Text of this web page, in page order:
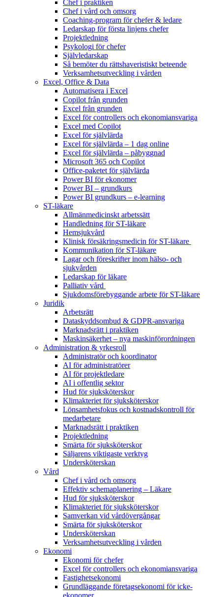
Chef i praktiken
Chef i vård och omsorg
Coaching-program för chefer & ledare
Ledarskap för första linjens chefer
Projektledning
Psykologi för chefer
Självledarskap
Så bemöter du rättshaveristiskt beteende
Verksamhetsutveckling i vården
Excel, Office & Data
Automatisera i Excel
Copilot från grunden
Excel från grunden
Excel för controllers och ekonomiansvariga
Excel med Copilot
Excel för självlärda
Excel för självlärda – 1 dag online
Excel för självlärda – påbyggnad
Microsoft 365 och Copilot
Office-paketet för självlärda
Power BI för ekonomer
Power BI – grundkurs
Power BI grundkurs – e-learning
ST-läkare
Allmänmedicinskt arbetssätt
Handledning för ST-läkare
Hemsjukvård
Klinisk försäkringsmedicin för ST-läkare
Kommunikation för ST-läkare
Lagar och föreskrifter inom hälso- och
sjukvården
Ledarskap för läkare
Palliativ vård
Sjukdomsförebyggande arbete för ST-läkare
Juridik
Arbetsrätt
Dataskyddsombud & GDPR-ansvariga
Marknadsrätt i praktiken
Maskinsäkerhet – nya maskinförordningen
Administration & yrkesroll
Administratör och koordinator
AI för administratörer
AI för projektledare
AI i offentlig sektor
Hud för sjuksköterskor
Klimakteriet för sjuksköterskor
Lönsamhetsfokus och kostnadskontroll för
medarbetare
Marknadsrätt i praktiken
Projektledning
Smärta för sjuksköterskor
Säljarens viktigaste verktyg
Undersköterskan
Vård
Chef i vård och omsorg
Effektiv schemaplanering – Läkare
Hud för sjuksköterskor
Klimakteriet för sjuksköterskor
Samverkan vid vårdövergångar
Smärta för sjuksköterskor
Undersköterskan
Verksamhetsutveckling i vården
Ekonomi
Ekonomi för chefer
Excel för controllers och ekonomiansvariga
Fastighetsekonomi
Grundläggande företagsekonomi för icke-
ekonomer